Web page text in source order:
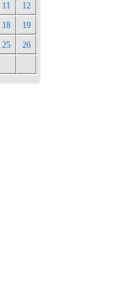
11
12
18
19
25
26